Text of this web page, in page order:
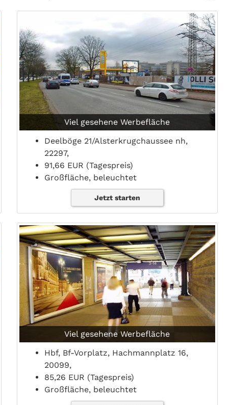
Viel gesehene Werbefläche
Deelböge 21/Alsterkrugchaussee nh,
22297,
91,66 EUR (Tagespreis)
Großfläche, beleuchtet
Jetzt starten
Viel gesehene Werbefläche
Hbf, Bf-Vorplatz, Hachmannplatz 16,
20099,
85,26 EUR (Tagespreis)
Großfläche, beleuchtet